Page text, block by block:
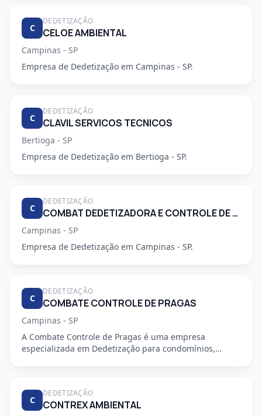
C
DEDETIZAÇÃO
CELOE AMBIENTAL
Campinas - SP
Empresa de Dedetização em Campinas - SP.
C
DEDETIZAÇÃO
CLAVIL SERVICOS TECNICOS
Bertioga - SP
Empresa de Dedetização em Bertioga - SP.
C
DEDETIZAÇÃO
COMBAT DEDETIZADORA E CONTROLE DE PRAGAS URBANAS
Campinas - SP
Empresa de Dedetização em Campinas - SP.
C
DEDETIZAÇÃO
COMBATE CONTROLE DE PRAGAS
Campinas - SP
A Combate Controle de Pragas é uma empresa
especializada em Dedetização para condomínios,
C
DEDETIZAÇÃO
CONTREX AMBIENTAL